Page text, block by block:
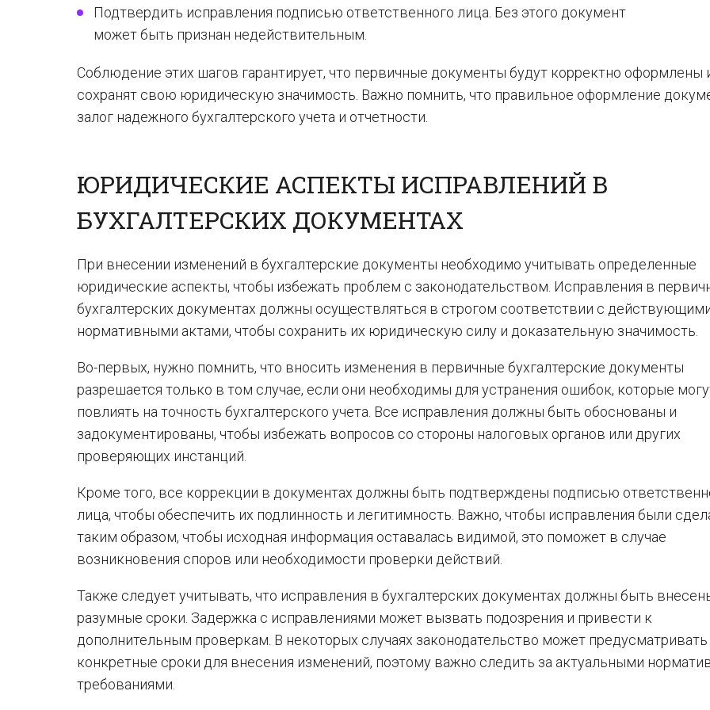
Подтвердить исправления подписью ответственного лица. Без этого документ
может быть признан недействительным.
Соблюдение этих шагов гарантирует, что первичные документы будут корректно оформлены
сохранят свою юридическую значимость. Важно помнить, что правильное оформление
залог надежного бухгалтерского учета и отчетности.
ЮРИДИЧЕСКИЕ АСПЕКТЫ ИСПРАВЛЕНИЙ В
БУХГАЛТЕРСКИХ ДОКУМЕНТАХ
При внесении изменений в бухгалтерские документы необходимо учитывать определенные
юридические аспекты, чтобы избежать проблем с законодательством. Исправления в
бухгалтерских документах должны осуществляться в строгом соответствии с
нормативными актами, чтобы сохранить их юридическую силу и доказательную значимость.
Во-первых, нужно помнить, что вносить изменения в первичные бухгалтерские документы
разрешается только в том случае, если они необходимы для устранения ошибок, которые
повлиять на точность бухгалтерского учета. Все исправления должны быть обоснованы и
задокументированы, чтобы избежать вопросов со стороны налоговых органов или других
проверяющих инстанций.
Кроме того, все коррекции в документах должны быть подтверждены подписью
лица, чтобы обеспечить их подлинность и легитимность. Важно, чтобы исправления были
таким образом, чтобы исходная информация оставалась видимой, это поможет в случае
возникновения споров или необходимости проверки действий.
Также следует учитывать, что исправления в бухгалтерских документах должны быть
разумные сроки. Задержка с исправлениями может вызвать подозрения и привести к
дополнительным проверкам. В некоторых случаях законодательство может предусматривать
конкретные сроки для внесения изменений, поэтому важно следить за актуальными
требованиями.